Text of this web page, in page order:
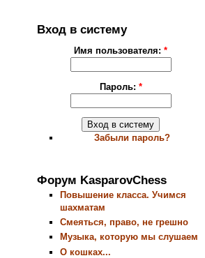
Вход в систему
Имя пользователя:*
Пароль: *
Забыли пароль?
Форум KasparovChess
Повышение класса. Учимся
шахматам
Смеяться, право, не грешно
Музыка, которую мы слушаем
О кошках...